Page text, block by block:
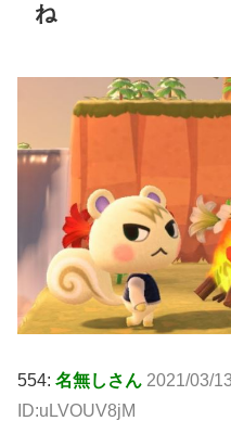
ね
554: 名無しさん 2021/03/
ID:uLVOUV8jM